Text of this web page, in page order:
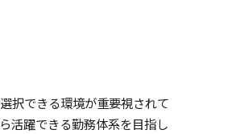
択できる環境が重要視されて
活躍できる勤務体系を目指し